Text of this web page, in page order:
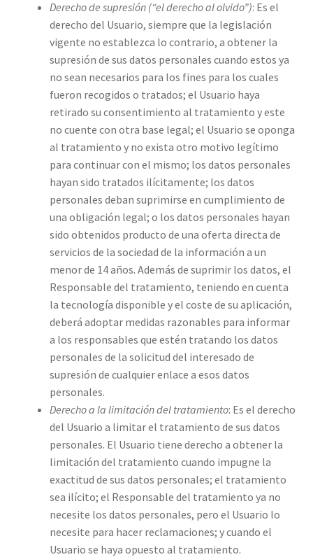
Derecho de supresión (“el derecho al olvido”): Es el
derecho del Usuario, siempre que la legislación
vigente no establezca lo contrario, a obtener la
supresión de sus datos personales cuando estos ya
no sean necesarios para los fines para los cuales
fueron recogidos o tratados; el Usuario haya
retirado su consentimiento al tratamiento y este
no cuente con otra base legal; el Usuario se oponga
al tratamiento y no exista otro motivo legítimo
para continuar con el mismo; los datos personales
hayan sido tratados ilícitamente; los datos
personales deban suprimirse en cumplimiento de
una obligación legal; o los datos personales hayan
sido obtenidos producto de una oferta directa de
servicios de la sociedad de la información a un
menor de 14 años. Además de suprimir los datos, el
Responsable del tratamiento, teniendo en cuenta
la tecnología disponible y el coste de su aplicación,
deberá adoptar medidas razonables para informar
a los responsables que estén tratando los datos
personales de la solicitud del interesado de
supresión de cualquier enlace a esos datos
personales.
Derecho a la limitación del tratamiento: Es el derecho
del Usuario a limitar el tratamiento de sus datos
personales. El Usuario tiene derecho a obtener la
limitación del tratamiento cuando impugne la
exactitud de sus datos personales; el tratamiento
sea ilícito; el Responsable del tratamiento ya no
necesite los datos personales, pero el Usuario lo
necesite para hacer reclamaciones; y cuando el
Usuario se haya opuesto al tratamiento.